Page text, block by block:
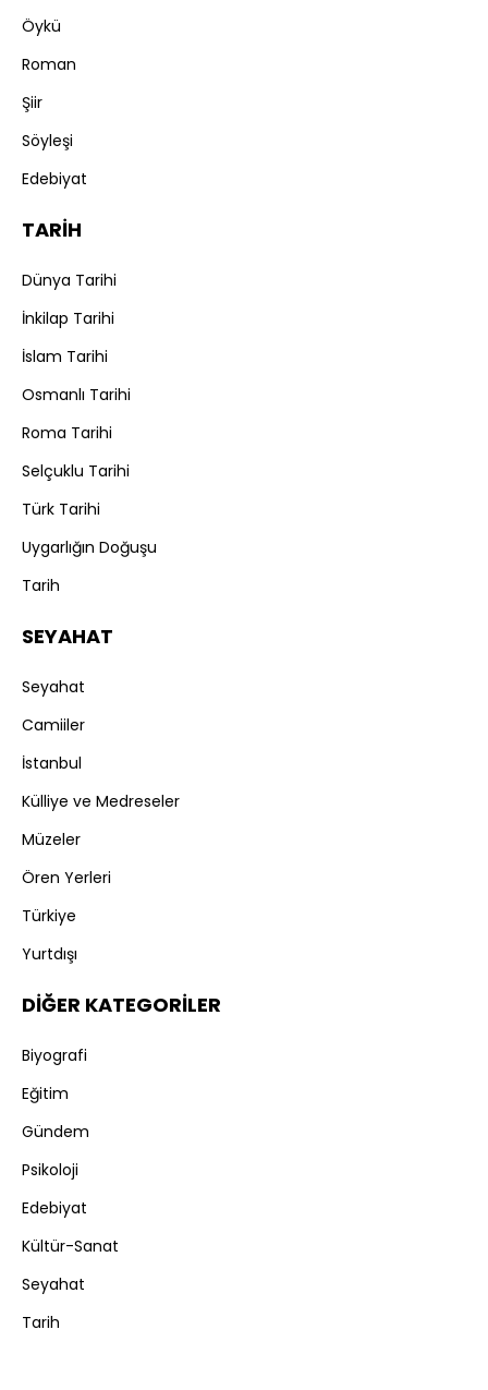
Öykü
Roman
Şiir
Söyleşi
Edebiyat
TARİH
Dünya Tarihi
İnkilap Tarihi
İslam Tarihi
Osmanlı Tarihi
Roma Tarihi
Selçuklu Tarihi
Türk Tarihi
Uygarlığın Doğuşu
Tarih
SEYAHAT
Seyahat
Camiiler
İstanbul
Külliye ve Medreseler
Müzeler
Ören Yerleri
Türkiye
Yurtdışı
DİĞER KATEGORİLER
Biyografi
Eğitim
Gündem
Psikoloji
Edebiyat
Kültür-Sanat
Seyahat
Tarih